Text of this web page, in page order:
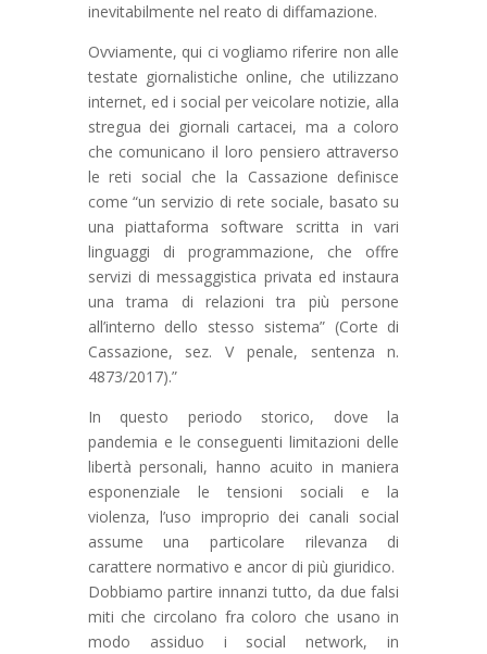
inevitabilmente nel reato di diffamazione.
Ovviamente, qui ci vogliamo riferire non alle
testate giornalistiche online, che utilizzano
internet, ed i social per veicolare notizie, alla
stregua dei giornali cartacei, ma a coloro
che comunicano il loro pensiero attraverso
le reti social che la Cassazione definisce
come “un servizio di rete sociale, basato su
una piattaforma software scritta in vari
linguaggi di programmazione, che offre
servizi di messaggistica privata ed instaura
una trama di relazioni tra più persone
all’interno dello stesso sistema” (Corte di
Cassazione, sez. V penale, sentenza n.
4873/2017).”
In questo periodo storico, dove la
pandemia e le conseguenti limitazioni delle
libertà personali, hanno acuito in maniera
esponenziale le tensioni sociali e la
violenza, l’uso improprio dei canali social
assume una particolare rilevanza di
carattere normativo e ancor di più giuridico.
Dobbiamo partire innanzi tutto, da due falsi
miti che circolano fra coloro che usano in
modo assiduo i social network, in